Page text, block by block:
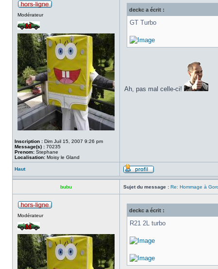
Modérateur
Inscription : Dim Juil 15, 2007 9:26 pm
Message(s) : 70235
Prenom: Stephane
Localisation: Moisy le Gland
deckc a écrit :
GT Turbo
Ah, pas mal celle-ci!
Haut
bubu Sujet du message : Re: Hommage à
Modérateur
deckc a écrit :
R21 2L turbo